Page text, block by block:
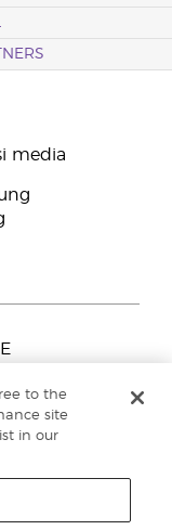
media
890113
to the
site
in our